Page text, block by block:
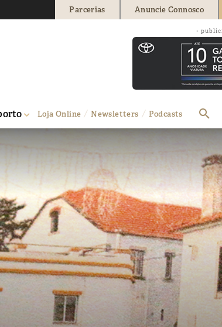
Parcerias Anuncie Connosco
-
Loja Online Newsletters Podcasts